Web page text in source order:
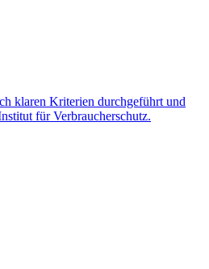
klaren Kriterien durchgeführt und
für Verbraucherschutz.